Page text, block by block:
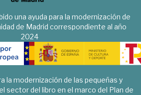
una ayuda para la modernización de
de Madrid correspondiente al año
2024
la modernización de las pequeñas y
sector del libro en el marco del Plan de